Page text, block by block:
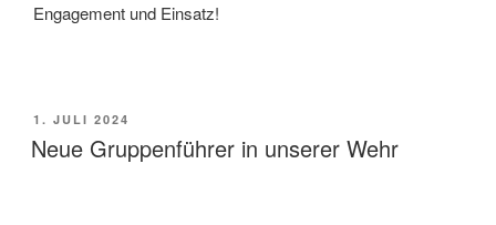
Engagement und Einsatz!
VERÖFFENTLICHT
AM
1. JULI 2024
Neue Gruppenführer in unserer Wehr